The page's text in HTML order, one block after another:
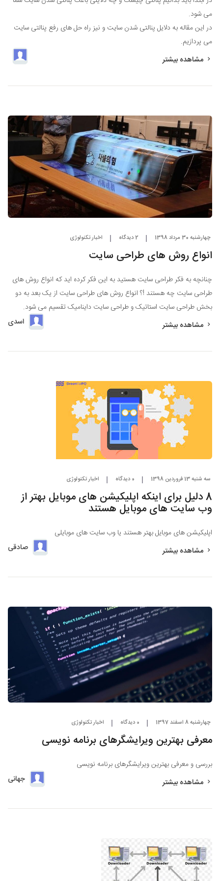
می شود.
در این مقاله به دلایل پنالتی شدن سایت و نیز راه حل های رفع پنالتی سایت
می پردازیم.
مشاهده بیشتر
چهارشنبه 30 مرداد 1398 2 دیدگاه اخبار تکنولوژی
انواع روش های طراحی سایت
چنانچه به فکر طراحی سایت هستید به این فکر کرده اید که انواع روش های
طراحی سایت چه هستند !؟ انواع روش های طراحی سایت از یک بعد به دو
بخش طراحی سایت استاتیک و طراحی سایت داینامیک تقسیم می شود.
مشاهده بیشتر
اسدی
سه شنبه 13 فروردین 1398 0 دیدگاه اخبار تکنولوژی
8 دلیل برای اینکه اپلیکیشن های موبایل بهتر از
وب سایت های موبایل هستند
اپلیکیشن های موبایل بهتر هستند یا وب سایت های موبایلی
مشاهده بیشتر
صادقی
چهارشنبه 8 اسفند 1397 0 دیدگاه اخبار تکنولوژی
معرفی بهترین ویرایشگرهای برنامه نویسی
بررسی و معرفی بهترین ویرایشگرهای برنامه نویسی
مشاهده بیشتر
جهانی